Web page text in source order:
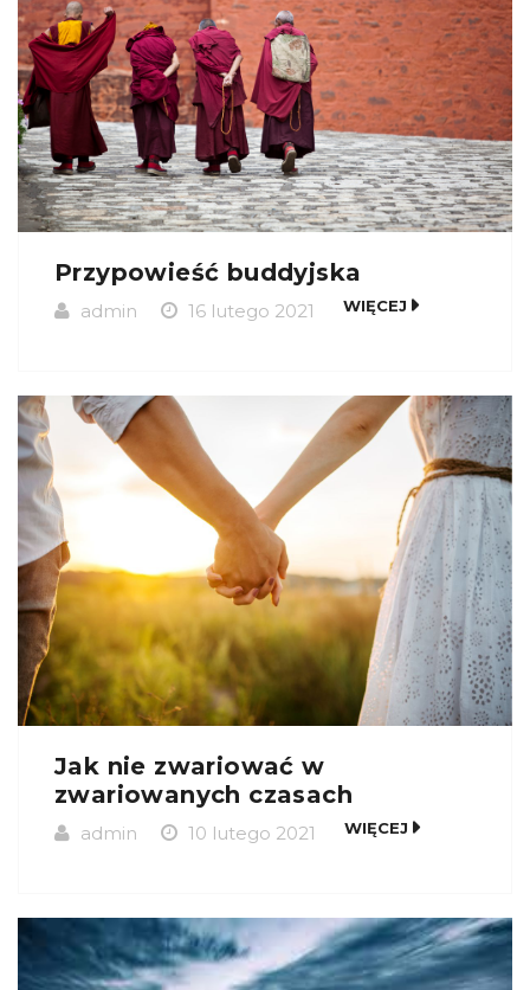
Przypowieść buddyjska
admin 16 lutego 2021 WIĘCEJ
Jak nie zwariować w
zwariowanych czasach
admin 10 lutego 2021 WIĘCEJ